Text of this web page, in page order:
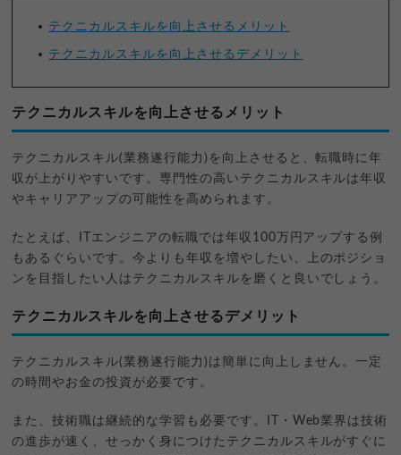
テクニカルスキルを向上させるメリット
テクニカルスキルを向上させるデメリット
テクニカルスキルを向上させるメリット
テクニカルスキル(業務遂行能力)を向上させると、転職時に年
収が上がりやすいです。専門性の高いテクニカルスキルは年収
やキャリアアップの可能性を高められます。
たとえば、ITエンジニアの転職では年収100万円アップする例
もあるぐらいです。今よりも年収を増やしたい、上のポジショ
ンを目指したい人はテクニカルスキルを磨くと良いでしょう。
テクニカルスキルを向上させるデメリット
テクニカルスキル(業務遂行能力)は簡単に向上しません。一定
の時間やお金の投資が必要です。
また、技術職は継続的な学習も必要です。IT・Web業界は技術
の進歩が速く、せっかく身につけたテクニカルスキルがすぐに